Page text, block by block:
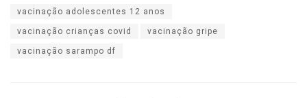
vacinação adolescentes 12 anos
vacinação crianças covid vacinação gripe
vacinação sarampo df